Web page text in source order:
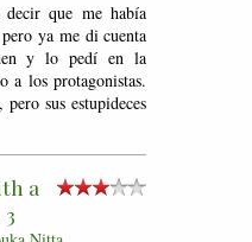
que me había
ya me di cuenta
y lo pedí en la
a los protagonistas.
sus estupideces
a